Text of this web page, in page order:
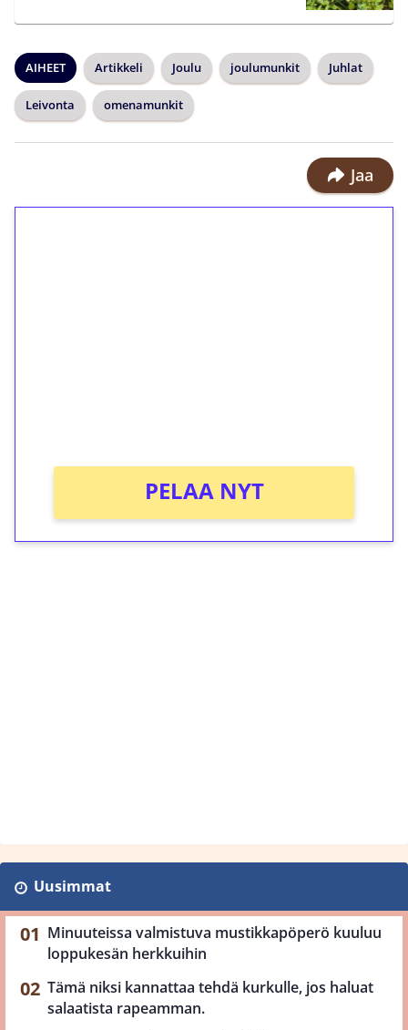
AIHEET Artikkeli Joulu joulumunkit Juhlat
Leivonta omenamunkit
Jaa
PELAA NYT
Uusimmat
Minuuteissa valmistuva mustikkapöperö kuuluu
loppukesän herkkuihin
Tämä niksi kannattaa tehdä kurkulle, jos haluat
salaatista rapeamman.